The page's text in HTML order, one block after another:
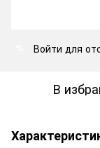
Войти для
В